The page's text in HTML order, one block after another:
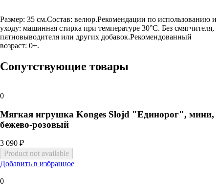
Размер: 35 см.Состав: велюр.Рекомендации по использованию и
уходу: машинная стирка при температуре 30°C. Без смягчителя,
пятновыводителя или других добавок.Рекомендованный
возраст: 0+.
Сопутствующие товары
0
Мягкая игрушка Konges Slojd "Единорог", мини,
бежево-розовый
3 090 ₽
Добавить в избранное
0